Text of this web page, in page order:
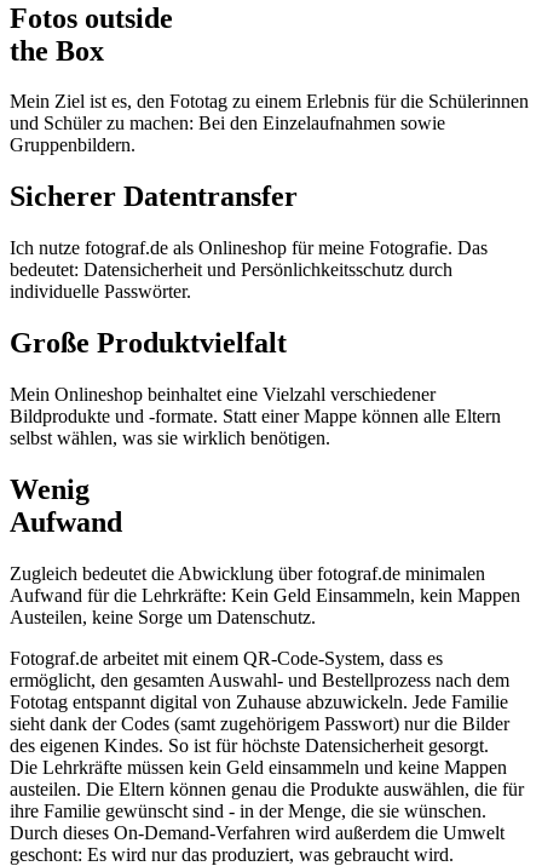
Fotos outside
the Box
Mein Ziel ist es, den Fototag zu einem Erlebnis für die Schülerinnen
und Schüler zu machen: Bei den Einzelaufnahmen sowie
Gruppenbildern.
Sicherer Datentransfer
Ich nutze fotograf.de als Onlineshop für meine Fotografie. Das
bedeutet: Datensicherheit und Persönlichkeitsschutz durch
individuelle Passwörter.
Große Produktvielfalt
Mein Onlineshop beinhaltet eine Vielzahl verschiedener
Bildprodukte und -formate. Statt einer Mappe können alle Eltern
selbst wählen, was sie wirklich benötigen.
Wenig
Aufwand
Zugleich bedeutet die Abwicklung über fotograf.de minimalen
Aufwand für die Lehrkräfte: Kein Geld Einsammeln, kein Mappen
Austeilen, keine Sorge um Datenschutz.
Fotograf.de arbeitet mit einem QR-Code-System, dass es
ermöglicht, den gesamten Auswahl- und Bestellprozess nach dem
Fototag entspannt digital von Zuhause abzuwickeln. Jede Familie
sieht dank der Codes (samt zugehörigem Passwort) nur die Bilder
des eigenen Kindes. So ist für höchste Datensicherheit gesorgt.
Die Lehrkräfte müssen kein Geld einsammeln und keine Mappen
austeilen. Die Eltern können genau die Produkte auswählen, die für
ihre Familie gewünscht sind - in der Menge, die sie wünschen.
Durch dieses On-Demand-Verfahren wird außerdem die Umwelt
geschont: Es wird nur das produziert, was gebraucht wird.